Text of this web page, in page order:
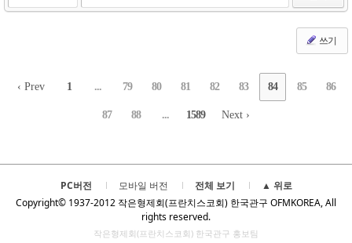
쓰기
‹ Prev 1 ... 79 80 81 82 83 84 85 86
87 88 ... 1589 Next ›
PC버전 모바일 버전 전체 보기
▲ 위로
Copyright© 1937-2012 작은형제회(프란치스코회) 한국관구 OFMKOREA, All
rights reserved.
작은형제회(프란치스코회) 한국관구 홍보팀